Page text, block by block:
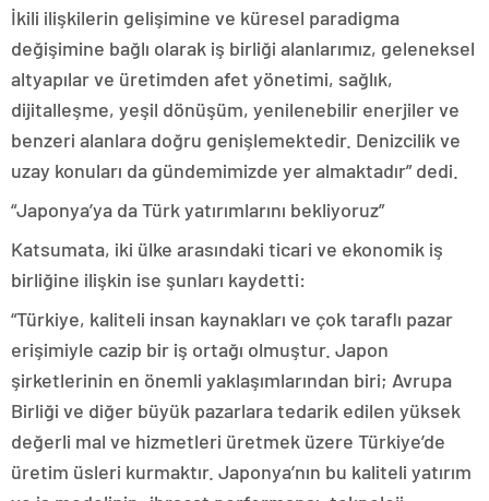
İkili ilişkilerin gelişimine ve küresel paradigma
değişimine bağlı olarak iş birliği alanlarımız, geleneksel
altyapılar ve üretimden afet yönetimi, sağlık,
dijitalleşme, yeşil dönüşüm, yenilenebilir enerjiler ve
benzeri alanlara doğru genişlemektedir. Denizcilik ve
uzay konuları da gündemimizde yer almaktadır” dedi.
“Japonya’ya da Türk yatırımlarını bekliyoruz”
Katsumata, iki ülke arasındaki ticari ve ekonomik iş
birliğine ilişkin ise şunları kaydetti:
“Türkiye, kaliteli insan kaynakları ve çok taraflı pazar
erişimiyle cazip bir iş ortağı olmuştur. Japon
şirketlerinin en önemli yaklaşımlarından biri; Avrupa
Birliği ve diğer büyük pazarlara tedarik edilen yüksek
değerli mal ve hizmetleri üretmek üzere Türkiye’de
üretim üsleri kurmaktır. Japonya’nın bu kaliteli yatırım